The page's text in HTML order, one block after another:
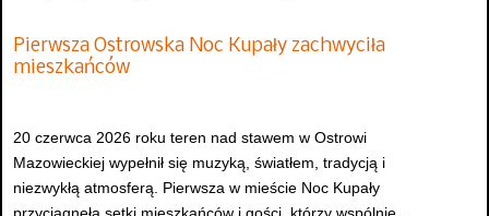
Pierwsza Ostrowska Noc Kupały zachwyciła
mieszkańców
20 czerwca 2026 roku teren nad stawem w Ostrowi
Mazowieckiej wypełnił się muzyką, światłem, tradycją i
niezwykłą atmosferą. Pierwsza w mieście Noc Kupały
przyciągnęła setki mieszkańców i gości, którzy wspólnie...